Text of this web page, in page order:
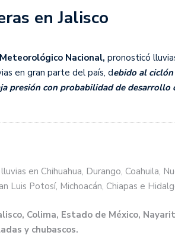
en Jalisco
Nacional, pronosticó
en gran parte del país, debido al
presión con probabilidad de
en Chihuahua, Durango, Coahuila,
Luis Potosí, Michoacán, Chiapas e
Colima, Estado de México,
y chubascos.